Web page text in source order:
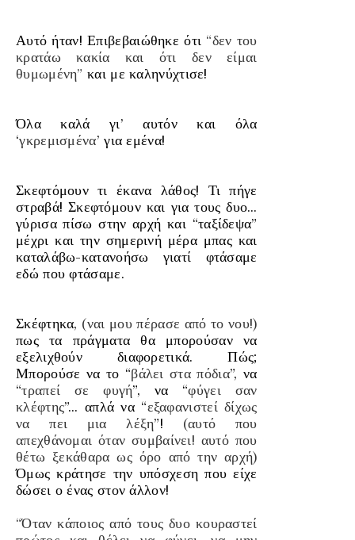
Αυτό ήταν! Επιβεβαιώθηκε ότι “δεν του
κρατάω κακία και ότι δεν είμαι
θυμωμένη” και με καληνύχτισε!
Όλα καλά γι’ αυτόν και όλα
‘γκρεμισμένα’ για εμένα!
Σκεφτόμουν τι έκανα λάθος! Τι πήγε
στραβά! Σκεφτόμουν και για τους δυο…
γύρισα πίσω στην αρχή και “ταξίδεψα”
μέχρι και την σημερινή μέρα μπας και
καταλάβω-κατανοήσω γιατί φτάσαμε
εδώ που φτάσαμε.
Σκέφτηκα, (ναι μου πέρασε από το νου!)
πως τα πράγματα θα μπορούσαν να
εξελιχθούν διαφορετικά. Πώς;
Μπορούσε να το “βάλει στα πόδια”, να
“τραπεί σε φυγή”, να “φύγει σαν
κλέφτης”… απλά να “εξαφανιστεί δίχως
να πει μια λέξη”! (αυτό που
απεχθάνομαι όταν συμβαίνει! αυτό που
θέτω ξεκάθαρα ως όρο από την αρχή)
Όμως κράτησε την υπόσχεση που είχε
δώσει ο ένας στον άλλον!
“Όταν κάποιος από τους δυο κουραστεί